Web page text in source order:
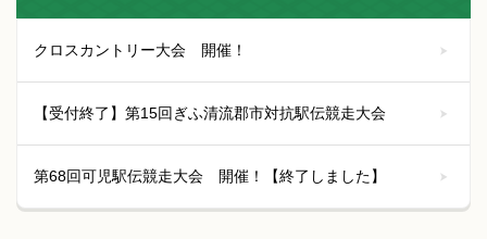
クロスカントリー大会 開催！
【受付終了】第15回ぎふ清流郡市対抗駅伝競走大会
第68回可児駅伝競走大会 開催！【終了しました】